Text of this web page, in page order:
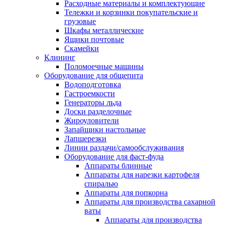
Расходные материалы и комплектующие
Тележки и корзинки покупательские и
грузовые
Шкафы металлические
Ящики почтовые
Скамейки
Клининг
Поломоечные машины
Оборудование для общепита
Водоподготовка
Гастроемкости
Генераторы льда
Доски разделочные
Жироуловители
Запайщики настольные
Лапшерезки
Линии раздачи/самообслуживания
Оборудование для фаст-фуда
Аппараты блинные
Аппараты для нарезки картофеля
спиралью
Аппараты для попкорна
Аппараты для производства сахарной
ваты
Аппараты для производства